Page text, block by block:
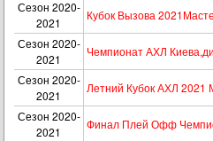
Сезон 2020-
2021
Кубок Вызова
Сезон 2020-
2021
Чемпионат АХЛ
Сезон 2020-
2021
Летний Кубок АХЛ 2021
Сезон 2020-
2021
Финал Плей Офф